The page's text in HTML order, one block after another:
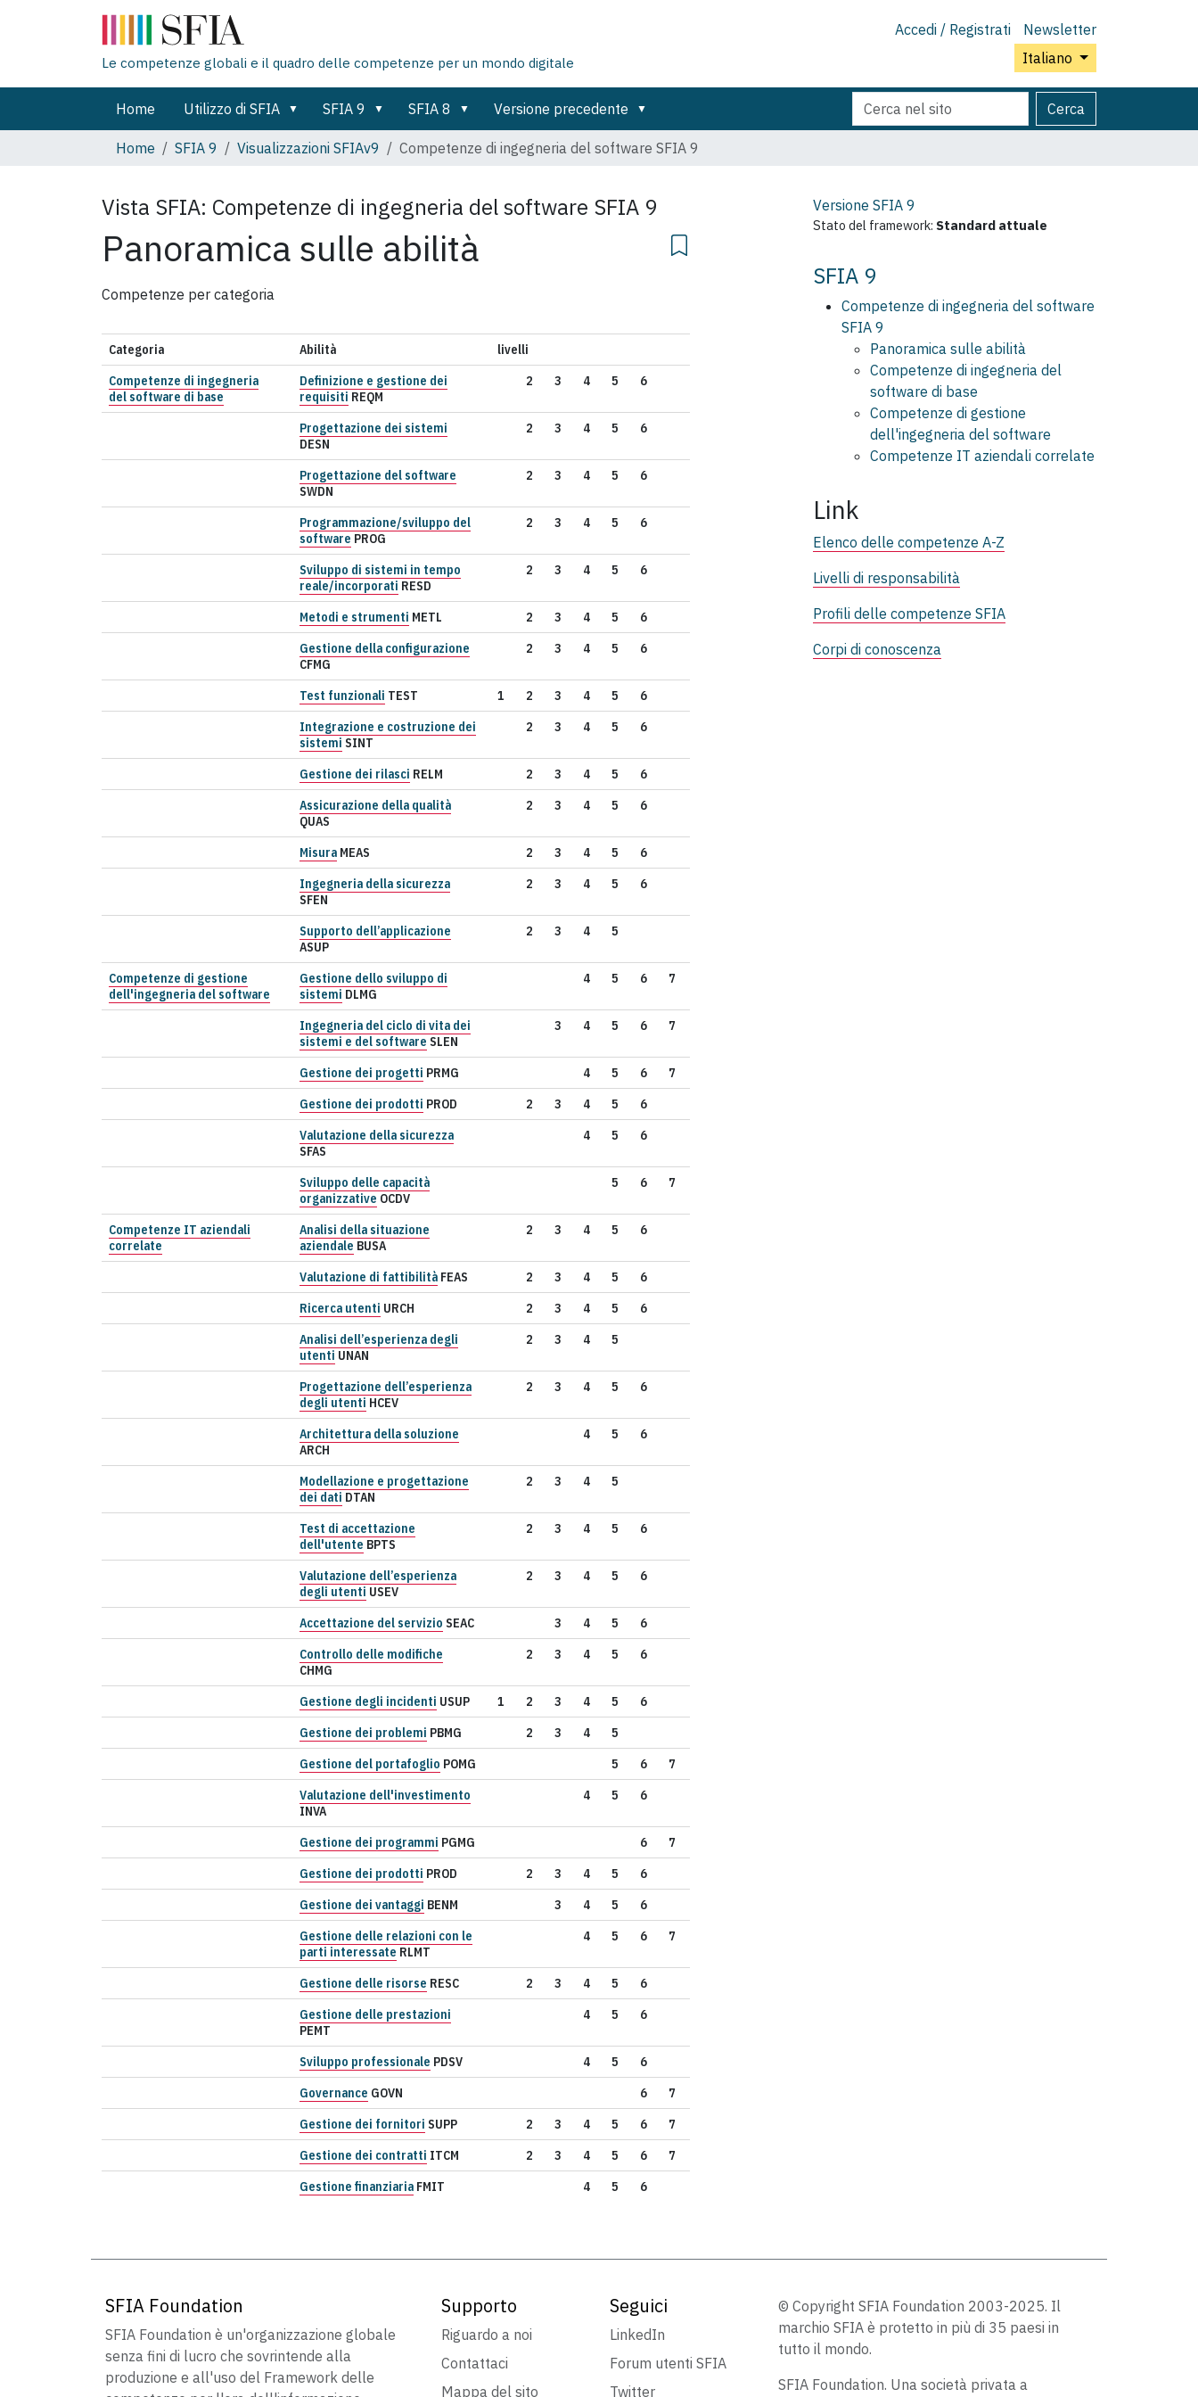
Accedi / Registrati
Newsletter
Italiano
Le competenze globali e il quadro delle competenze per un mondo digitale
Home Utilizzo di SFIA SFIA 9 SFIA 8 Versione precedente
Cerca
nel
Cerca
Ricerca
avanzata…
Home
SFIA 9 Visualizzazioni SFIAv9 Competenze di ingegneria del software SFIA 9
Vista SFIA: Competenze di ingegneria del software SFIA 9
Panoramica sulle abilità
Competenze per categoria
Categoria Abilità
livelli
Competenze di ingegneria
del software di base
Definizione e gestione dei
requisiti REQM
2 3 4 5 6
Progettazione dei sistemi
DESN
2 3 4 5 6
Progettazione del software
SWDN
2 3 4 5 6
Programmazione/sviluppo del
software PROG
2 3 4 5 6
Sviluppo di sistemi in tempo
reale/incorporati RESD
2 3 4 5 6
Metodi e strumenti METL 2 3 4 5
6
Gestione della configurazione
CFMG
2 3 4 5 6
Test funzionali TEST 1 2 3 4 5
6
Integrazione e costruzione dei
sistemi SINT
2 3 4 5 6
Gestione dei rilasci RELM 2 3 4 5
6
Assicurazione della qualità
QUAS
2 3 4 5 6
Misura MEAS 2 3 4 5
6
Ingegneria della sicurezza
SFEN
2 3 4 5 6
Supporto dell’applicazione
ASUP
2 3 4 5
Competenze di gestione
dell'ingegneria del software
Gestione dello sviluppo di
sistemi DLMG
4 5 6 7
Ingegneria del ciclo di vita dei
sistemi e del software SLEN
3 4 5 6 7
Gestione dei progetti PRMG 4 5 6
7
Gestione dei prodotti PROD 2 3 4 5
6
Valutazione della sicurezza
SFAS
4 5 6
Sviluppo delle capacità
organizzative OCDV
5 6 7
Competenze IT aziendali
correlate
Analisi della situazione
aziendale BUSA
2 3 4 5 6
Valutazione di fattibilità FEAS 2 3 4 5
6
Ricerca utenti URCH 2 3 4 5
6
Analisi dell’esperienza degli
utenti UNAN
2 3 4 5
Progettazione dell’esperienza
degli utenti HCEV
2 3 4 5 6
Architettura della soluzione
ARCH
4 5 6
Modellazione e progettazione
dei dati DTAN
2 3 4 5
Test di accettazione
dell'utente BPTS
2 3 4 5 6
Valutazione dell’esperienza
degli utenti USEV
2 3 4 5 6
Accettazione del servizio SEAC 3 4 5
6
Controllo delle modifiche
CHMG
2 3 4 5 6
Gestione degli incidenti USUP 1 2 3 4 5
6
Gestione dei problemi PBMG 2 3 4
5
Gestione del portafoglio POMG 5 6
7
Valutazione dell'investimento
INVA
4 5 6
Gestione dei programmi PGMG 6
7
Gestione dei prodotti PROD 2 3 4 5
6
Gestione dei vantaggi BENM 3 4 5
6
Gestione delle relazioni con le
parti interessate RLMT
4 5 6 7
Gestione delle risorse RESC 2 3 4 5
6
Gestione delle prestazioni
PEMT
4 5 6
Sviluppo professionale PDSV 4 5
6
Governance GOVN 6
7
Gestione dei fornitori SUPP 2 3 4 5 6
7
Gestione dei contratti ITCM 2 3 4 5 6
7
Gestione finanziaria FMIT 4 5 6
Versione SFIA 9
Stato del framework: Standard attuale
SFIA 9
Competenze di ingegneria del software
SFIA 9
Panoramica sulle abilità
Competenze di ingegneria del
software di base
Competenze di gestione
dell'ingegneria del software
Competenze IT aziendali correlate
Link
Elenco delle competenze A-Z
Livelli di responsabilità
Profili delle competenze SFIA
Corpi di conoscenza
SFIA Foundation
SFIA Foundation è un'organizzazione globale
senza fini di lucro che sovrintende alla
produzione e all'uso del Framework delle
Supporto
Riguardo a noi
Contattaci
Mappa del sito
Seguici
LinkedIn
Forum utenti SFIA
Twitter
© Copyright SFIA Foundation 2003-2025. Il
marchio SFIA è protetto in più di 35 paesi in
tutto il mondo.
SFIA Foundation. Una società privata a